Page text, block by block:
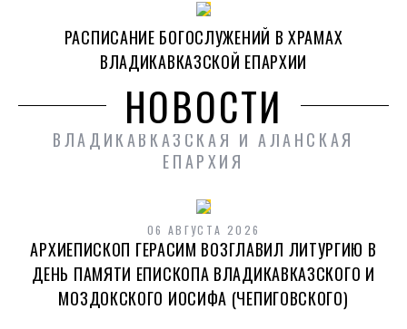
РАСПИСАНИЕ БОГОСЛУЖЕНИЙ В ХРАМАХ
ВЛАДИКАВКАЗСКОЙ ЕПАРХИИ
НОВОСТИ
ВЛАДИКАВКАЗСКАЯ И АЛАНСКАЯ
ЕПАРХИЯ
06 АВГУСТА 2026
АРХИЕПИСКОП ГЕРАСИМ ВОЗГЛАВИЛ ЛИТУРГИЮ В
ДЕНЬ ПАМЯТИ ЕПИСКОПА ВЛАДИКАВКАЗСКОГО И
МОЗДОКСКОГО ИОСИФА (ЧЕПИГОВСКОГО)